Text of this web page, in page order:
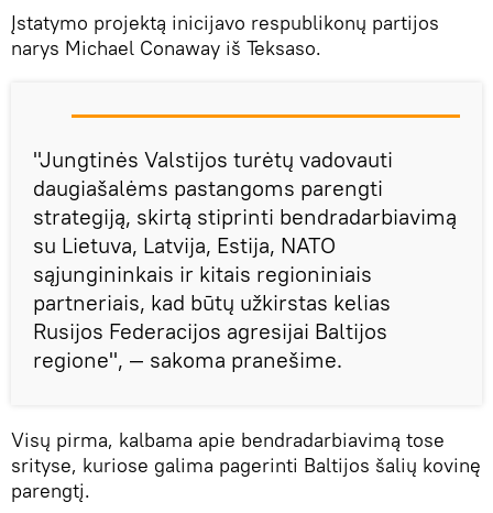
Įstatymo projektą inicijavo respublikonų partijos
narys Michael Conaway iš Teksaso.
"Jungtinės Valstijos turėtų vadovauti
daugiašalėms pastangoms parengti
strategiją, skirtą stiprinti bendradarbiavimą
su Lietuva, Latvija, Estija, NATO
sąjungininkais ir kitais regioniniais
partneriais, kad būtų užkirstas kelias
Rusijos Federacijos agresijai Baltijos
regione", — sakoma pranešime.
Visų pirma, kalbama apie bendradarbiavimą tose
srityse, kuriose galima pagerinti Baltijos šalių kovinę
parengtį.